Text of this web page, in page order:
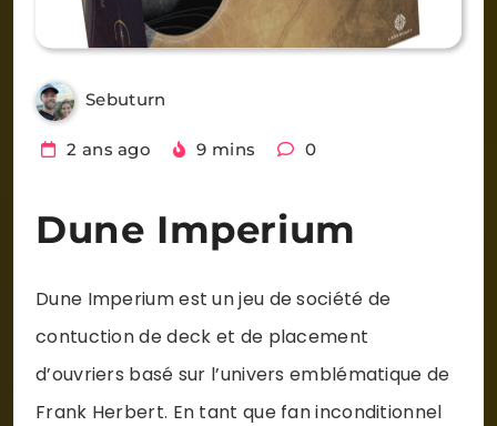
Sebuturn
2 ans ago 9 mins 0
Dune Imperium
Dune Imperium est un jeu de société de
contuction de deck et de placement
d’ouvriers basé sur l’univers emblématique de
Frank Herbert. En tant que fan inconditionnel